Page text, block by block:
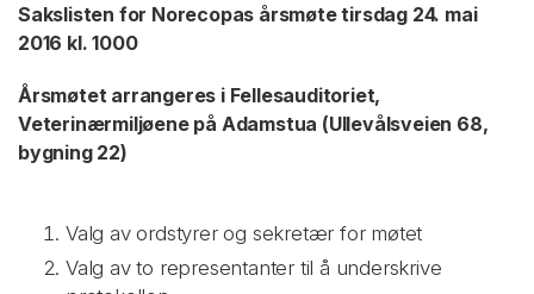
Sakslisten for Norecopas årsmøte tirsdag 24. mai
2016 kl. 1000
Årsmøtet arrangeres i Fellesauditoriet,
Veterinærmiljøene på Adamstua (Ullevålsveien 68,
bygning 22)
Valg av ordstyrer og sekretær for møtet
Valg av to representanter til å underskrive